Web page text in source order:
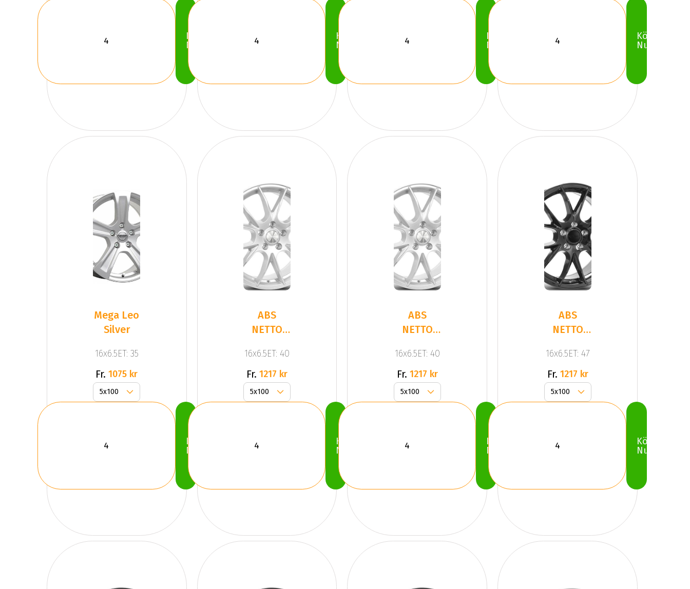
Köp
Nu
Köp
Nu
Köp
Nu
Köp
Nu
Mega Leo
Silver
16x6.5ET: 35
Fr. 1075 kr
Köp
Nu
ABS
NETTO
SILVER
16x6.5ET: 40
Fr. 1217 kr
Köp
Nu
ABS
NETTO
SILVER
16x6.5ET: 40
Fr. 1217 kr
Köp
Nu
ABS
NETTO
BLACK
GLOSS
16x6.5ET: 47
Fr. 1217 kr
Köp
Nu